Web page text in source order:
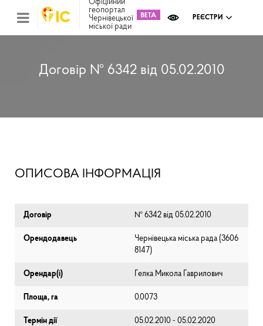
Офіційний
геопортал
Чернівецької
міської ради
РЕЄСТРИ
Договір № 6342 від 05.02.2010
ОПИСОВА ІНФОРМАЦІЯ
Договір № 6342 від 05.02.2010
Орендодавець
Чернівецька міська рада (⁨3606
8147⁩)
Орендар(і) Гелка Микола Гаврилович
Площа, га 0.0073
Термін дії 05.02.2010 - 05.02.2020